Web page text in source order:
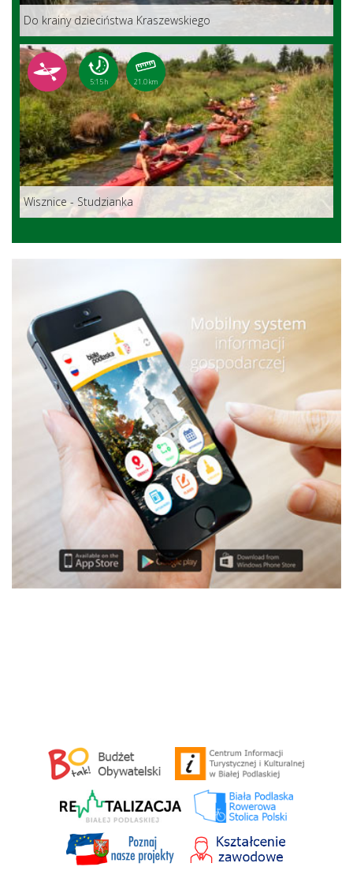
Do krainy dzieciństwa Kraszewskiego
5:15 h 21.0 km
Wisznice - Studzianka